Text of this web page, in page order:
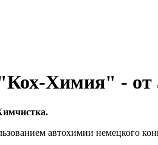
Химия" - от
автохимии немецкого